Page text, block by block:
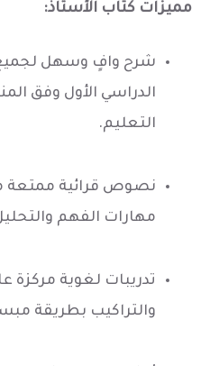
مميزات كتاب الأستاذ:
شرح وافٍ وسهل
الدراسي الأول وفق
التعليم.
نصوص قرائية ممتعة
مهارات الفهم
تدريبات لغوية مركزة
والتراكيب بطريقة